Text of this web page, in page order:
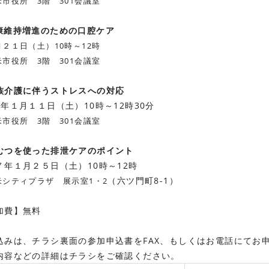
維持増進のための口腔ケア
２１日（土）10時～12時
市役所 3階 301会議室
介護に伴うストレスへの対応
１月１１日（土）10時～12時30分
市役所 3階 301会議室
つを使った排泄ケアのポイント
年１月２５日（土）10時～12時
シティプラザ 展示室1・2 （六ツ門町8-1）
費】無料
みは、チラシ裏面の参加申込書をFAX、もしくはお電話にてお
容などの詳細はチラシをご確認ください。